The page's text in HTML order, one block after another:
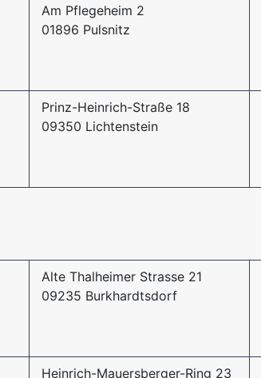
Am Pflegeheim 2
01896 Pulsnitz
Prinz-Heinrich-Straße 18
09350 Lichtenstein
Alte Thalheimer Strasse 21
09235 Burkhardtsdorf
Heinrich-Mauersberger-Ring 23